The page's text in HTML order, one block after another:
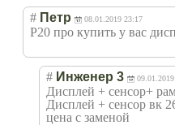
# Петр 08.01.2019 23:17
Р20 про купить у вас
# Инженер 3
Дисплей + сенсор+
Дисплей + сенсор вк
цена с заменой